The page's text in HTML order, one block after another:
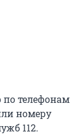
телефонам
номеру
112.